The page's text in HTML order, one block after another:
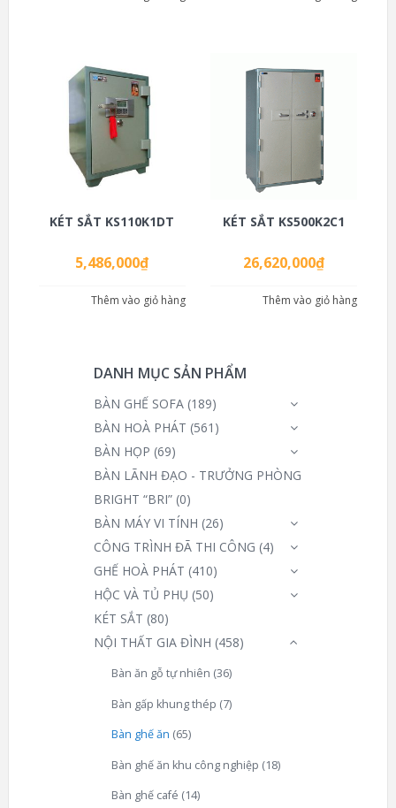
KÉT SẮT KS110K1DT
5,486,000₫
Thêm vào giỏ hàng
KÉT SẮT KS500K2C1
26,620,000₫
Thêm vào giỏ hàng
DANH MỤC SẢN PHẨM
BÀN GHẾ SOFA (189)
BÀN HOÀ PHÁT (561)
BÀN HỌP (69)
BÀN LÃNH ĐẠO - TRƯỞNG PHÒNG
BRIGHT “BRI” (0)
BÀN MÁY VI TÍNH (26)
CÔNG TRÌNH ĐÃ THI CÔNG (4)
GHẾ HOÀ PHÁT (410)
HỘC VÀ TỦ PHỤ (50)
KÉT SẮT (80)
NỘI THẤT GIA ĐÌNH (458)
Bàn ăn gỗ tự nhiên (36)
Bàn gấp khung thép (7)
Bàn ghế ăn (65)
Bàn ghế ăn khu công nghiệp (18)
Bàn ghế café (14)